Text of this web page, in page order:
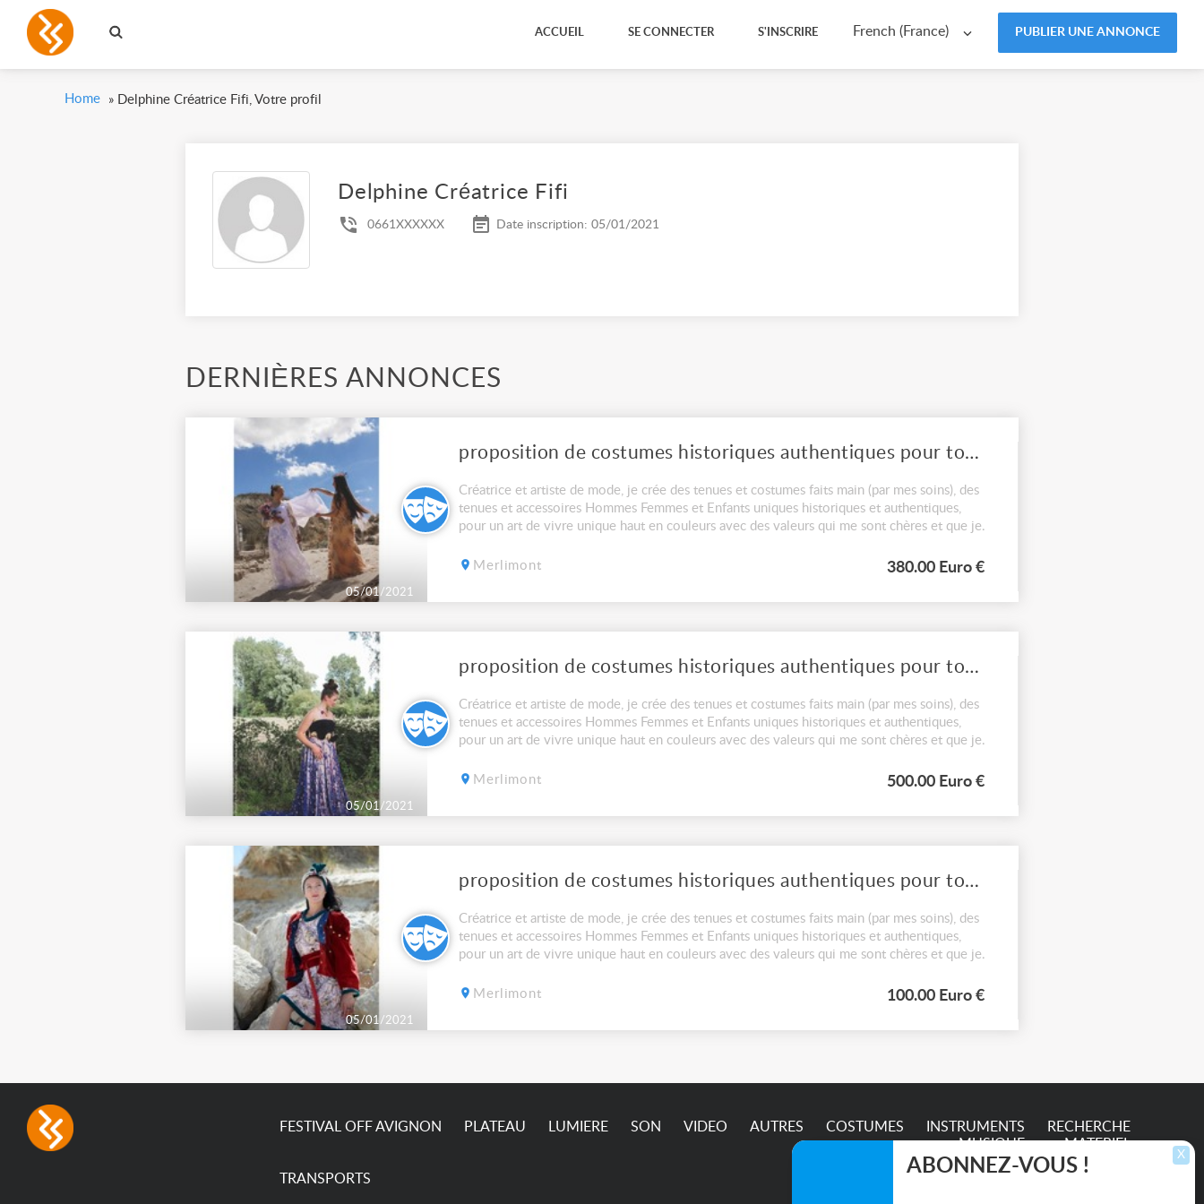
French (France) PUBLIER UNE ANNONCE
ACCUEIL SE CONNECTER S'INSCRIRE
Home » Delphine Créatrice Fifi, Votre profil
Delphine Créatrice Fifi
0661XXXXXX Date inscription: 05/01/2021
DERNIÈRES ANNONCES
05/01/2021
proposition de costumes historiques authentiques pour tournage et événements cinématographiques
Créatrice et artiste de mode, je crée des tenues et costumes faits main (par mes soins), des
tenues et accessoires Hommes Femmes et Enfants uniques historiques et authentiques,
pour un art de vivre unique haut en couleurs avec des valeurs qui me sont chères et que je
Merlimont
380.00 Euro €
05/01/2021
proposition de costumes historiques authentiques pour tournage et événements cinématographiques
Créatrice et artiste de mode, je crée des tenues et costumes faits main (par mes soins), des
tenues et accessoires Hommes Femmes et Enfants uniques historiques et authentiques,
pour un art de vivre unique haut en couleurs avec des valeurs qui me sont chères et que je
Merlimont
500.00 Euro €
05/01/2021
proposition de costumes historiques authentiques pour tournage et événements cinématographiques
Créatrice et artiste de mode, je crée des tenues et costumes faits main (par mes soins), des
tenues et accessoires Hommes Femmes et Enfants uniques historiques et authentiques,
pour un art de vivre unique haut en couleurs avec des valeurs qui me sont chères et que je
Merlimont
100.00 Euro €
FESTIVAL OFF AVIGNON PLATEAU LUMIERE SON VIDEO AUTRES COSTUMES
INSTRUMENTS
MUSIQUE
RECHERCHE
MATERIEL
TRANSPORTS
X
ABONNEZ-VOUS !